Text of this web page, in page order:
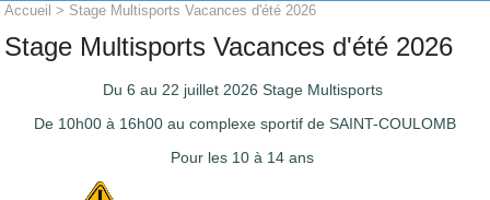
Accueil > Stage Multisports Vacances d'été 2026
Stage Multisports Vacances d'été 2026
Du 6 au 22 juillet 2026 Stage Multisports
De 10h00 à 16h00 au complexe sportif de SAINT-COULOMB
Pour les 10 à 14 ans